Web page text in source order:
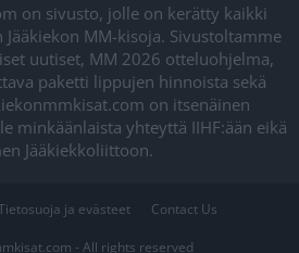
on sivusto, jolle on kerätty kaikki
MM-kisoja. Sivustoltamme
uutiset, MM 2026 otteluohjelma,
paketti lippujen hinnoista sekä
on itsenäinen
minkäänlaista yhteyttä IIHF:ään eikä
Jääkiekkoliittoon.
ja evästeet Contact Us
- All rights reserved